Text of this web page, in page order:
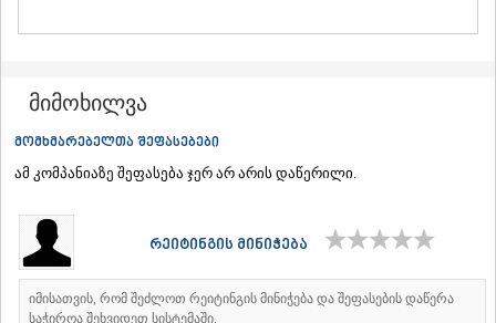
ᲖᲣᲒᲓᲘᲓᲘ
ᲛᲐᲠᲢᲕᲘᲚᲘ
ᲛᲔᲡᲢᲘᲐ
ᲤᲝᲗᲘ
ᲬᲐᲚᲔᲜᲯᲘᲮᲐ
ᲮᲝᲑᲘ
ᲐᲜᲐᲙᲚᲘᲐ
ᲯᲕᲐᲠᲘ
ᲡᲐᲛᲪᲮᲔ–ᲯᲐᲕᲐᲮᲔᲗᲘ
მიმოხილვა
მომხმარებელთა შეფასებები
ამ კომპანიაზე შეფასება ჯერ არ არის დაწერილი.
რეიტინგის მინიჭება
იმისათვის, რომ შეძლოთ რეიტინგის მინიჭება და შეფასების დაწერა
საჭიროა შეხვიდეთ სისტემაში.